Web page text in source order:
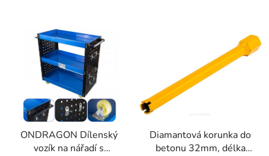
ONDRAGON Dílenský
vozík na nářadí s
Diamantová korunka do
betonu 32mm, délka